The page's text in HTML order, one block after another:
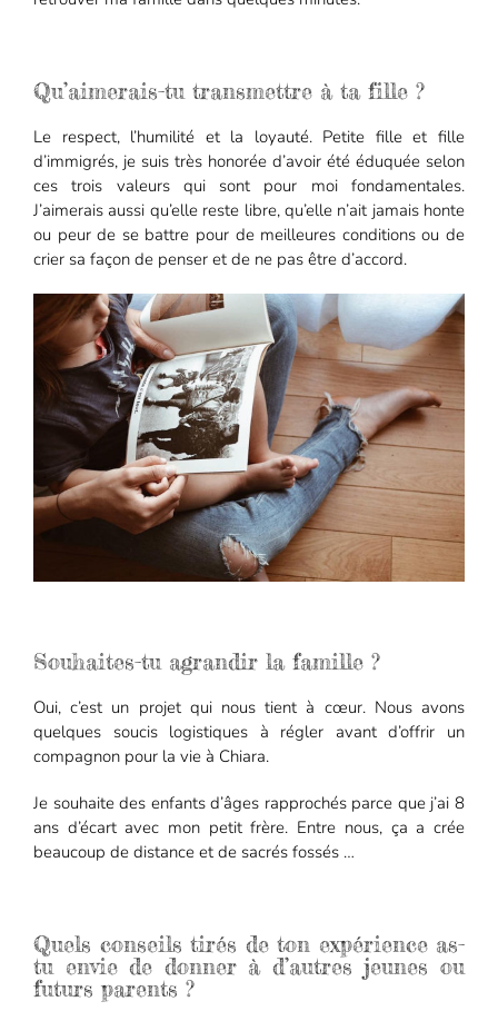
Qu’aimerais-tu transmettre à ta fille ?
Le respect, l’humilité et la loyauté. Petite fille et fille
d’immigrés, je suis très honorée d’avoir été éduquée selon
ces trois valeurs qui sont pour moi fondamentales.
J’aimerais aussi qu’elle reste libre, qu’elle n’ait jamais honte
ou peur de se battre pour de meilleures conditions ou de
crier sa façon de penser et de ne pas être d’accord.
Souhaites-tu agrandir la famille ?
Oui, c’est un projet qui nous tient à cœur. Nous avons
quelques soucis logistiques à régler avant d’offrir un
compagnon pour la vie à Chiara.
Je souhaite des enfants d’âges rapprochés parce que j’ai 8
ans d’écart avec mon petit frère. Entre nous, ça a crée
beaucoup de distance et de sacrés fossés …
Quels conseils tirés de ton expérience as-
tu envie de donner à d’autres jeunes ou
futurs parents ?